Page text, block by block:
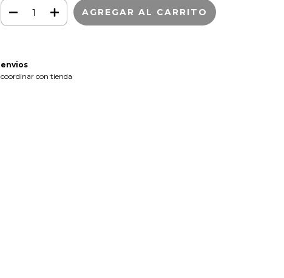
envios
coordinar con tienda